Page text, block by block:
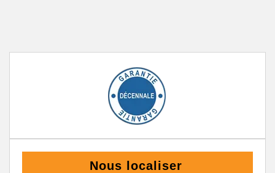
Nous localiser